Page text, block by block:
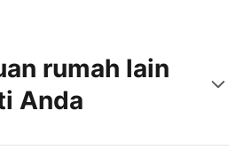
rumah lain
Anda